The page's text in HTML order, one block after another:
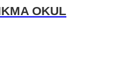
OKUL